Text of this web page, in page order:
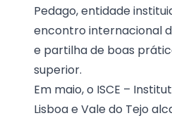
Pedago, entidade
encontro internacional
e partilha de boas
superior.
Em maio, o ISCE –
Lisboa e Vale do Tejo